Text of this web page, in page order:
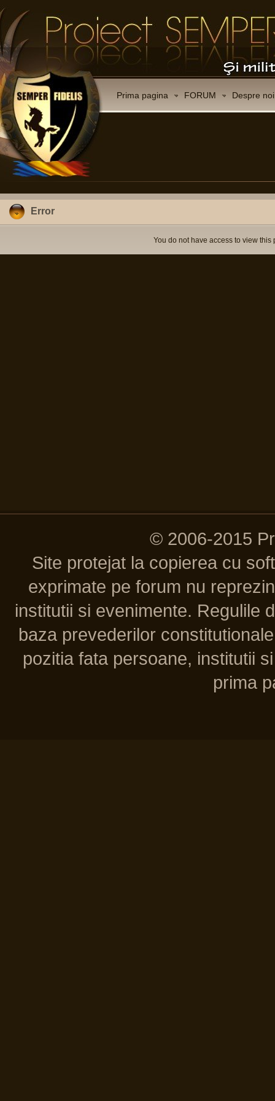
Prima pagina FORUM Despre noi
Error
You do not have access to view this
© 2006-2015
Site protejat la copierea cu
exprimate pe forum nu
institutii si evenimente. Regulile
baza prevederilor
pozitia fata persoane, institutii
prima